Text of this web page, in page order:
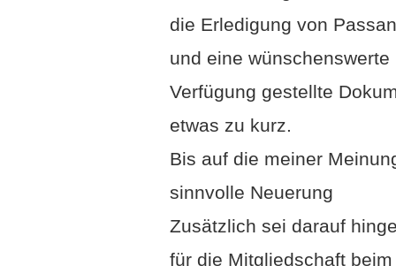
die Erledigung von
und eine
Verfügung gestellte
etwas zu kurz.
Bis auf die meiner
sinnvolle Neuerung
Zusätzlich sei darauf